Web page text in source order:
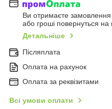
Ви отримаєте замовлення
або гроші повернуться на
Детальніше
Післяплата
Оплата на рахунок
Оплата за реквізитами
Всі умови оплати